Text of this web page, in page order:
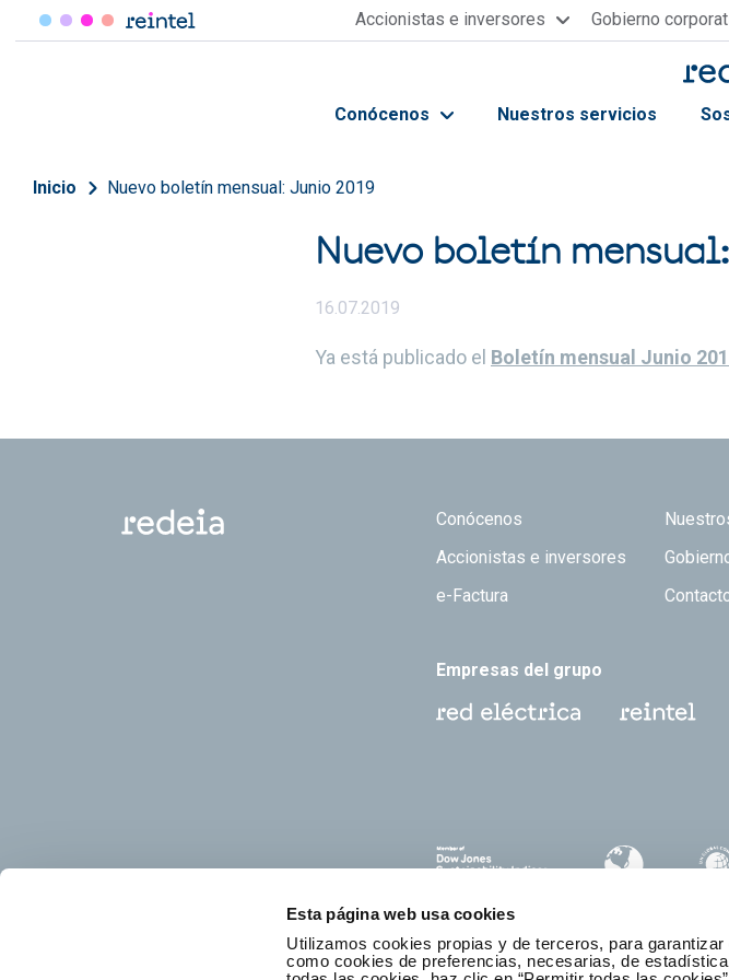
Esta página web usa cookies
Utilizamos cookies propias y de terceros, para
como cookies de preferencias, necesarias, de
Pasar al contenido principal Accionistas e inversores Gobierno
Conócenos Nuestros servicios
Sobrescribir enlaces de ayuda a la
Inicio Nuevo boletín mensual: Junio 2019
Nuevo boletín
16.07.2019
Ya está publicado el Boletín mensual Junio
Footer TOP
Conócenos
Accionistas e inversores
e-Factura
Empresas del grupo